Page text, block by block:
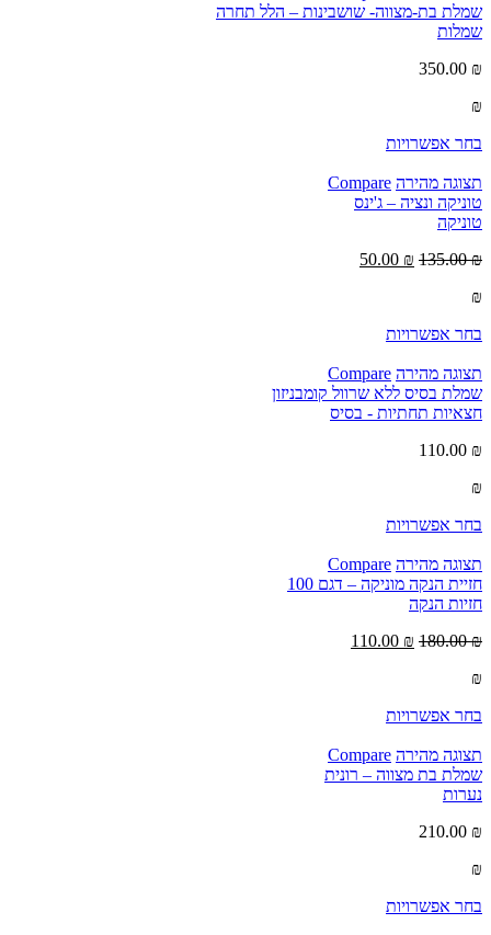
שמלת בת-מצווה- שושבינות – הלל תחרה
שמלות
350.00 ₪
₪
בחר אפשרויות
תצוגה מהירה Compare
טוניקה ונציה – ג'ינס
טוניקה
135.00₪
50.00 ₪
₪
בחר אפשרויות
תצוגה מהירה Compare
שמלת בסיס ללא שרוול קומבניזון
חצאיות תחתיות - בסיס
110.00 ₪
₪
בחר אפשרויות
תצוגה מהירה Compare
חזיית הנקה מוניקה – דגם 100
חזיות הנקה
180.00₪
110.00 ₪
₪
בחר אפשרויות
תצוגה מהירה Compare
שמלת בת מצווה – רונית
נערות
210.00 ₪
₪
בחר אפשרויות